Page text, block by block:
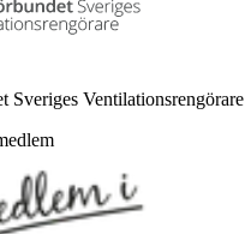
Sveriges Ventilationsrengörare